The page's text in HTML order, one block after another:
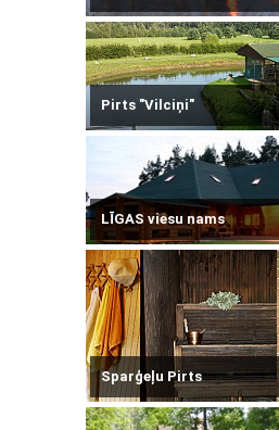
Pirts "Vilciņi"
LĪGAS viesu nams
Sparģeļu Pirts